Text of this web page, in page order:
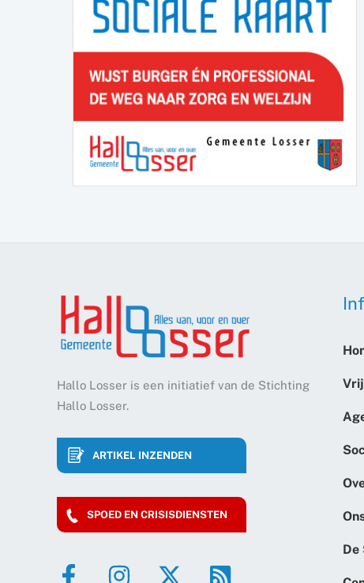
Hallo Losser is een initiatief van de Stichting
Hallo Losser.
ARTIKEL INZENDEN
SPOED EN CRISISDIENSTEN
De